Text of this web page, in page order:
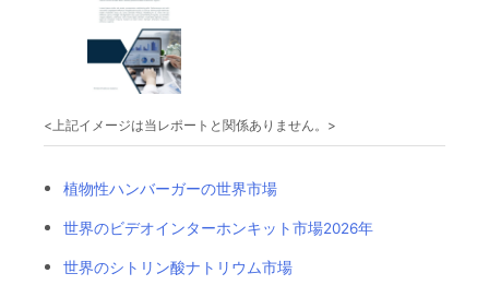
<上記イメージは当レポートと関係ありません。>
植物性ハンバーガーの世界市場
世界のビデオインターホンキット市場2026年
世界のシトリン酸ナトリウム市場